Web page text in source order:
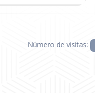
Número de visitas: